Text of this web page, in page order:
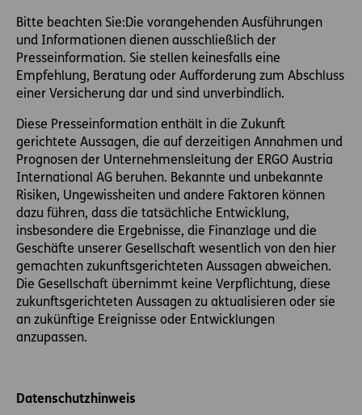
Bitte beachten Sie:Die vorangehenden Ausführungen
und Informationen dienen ausschließlich der
Presseinformation. Sie stellen keinesfalls eine
Empfehlung, Beratung oder Aufforderung zum Abschluss
einer Versicherung dar und sind unverbindlich.
Diese Presseinformation enthält in die Zukunft
gerichtete Aussagen, die auf derzeitigen Annahmen und
Prognosen der Unternehmensleitung der ERGO Austria
International AG beruhen. Bekannte und unbekannte
Risiken, Ungewissheiten und andere Faktoren können
dazu führen, dass die tatsächliche Entwicklung,
insbesondere die Ergebnisse, die Finanzlage und die
Geschäfte unserer Gesellschaft wesentlich von den hier
gemachten zukunftsgerichteten Aussagen abweichen.
Die Gesellschaft übernimmt keine Verpflichtung, diese
zukunftsgerichteten Aussagen zu aktualisieren oder sie
an zukünftige Ereignisse oder Entwicklungen
anzupassen.
Datenschutzhinweis